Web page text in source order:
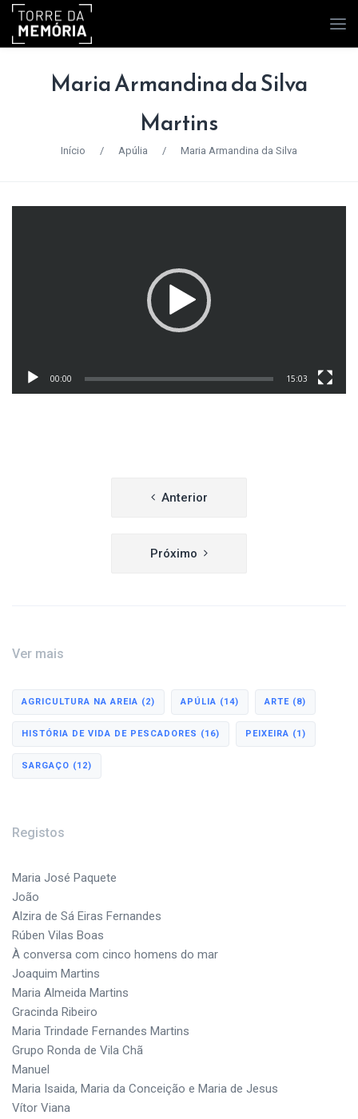
Maria Armandina da Silva
Martins
Início / Apúlia / Maria Armandina da Silva
00:00 15:03
Navegação Anterior
Próximo
Ver mais
AGRICULTURA NA AREIA (2) APÚLIA (14) ARTE (8)
HISTÓRIA DE VIDA DE PESCADORES (16) PEIXEIRA (1)
SARGAÇO (12)
Registos
Maria José Paquete
João
Alzira de Sá Eiras Fernandes
Rúben Vilas Boas
À conversa com cinco homens do mar
Joaquim Martins
Maria Almeida Martins
Gracinda Ribeiro
Maria Trindade Fernandes Martins
Grupo Ronda de Vila Chã
Manuel
Maria Isaida, Maria da Conceição e Maria de Jesus
Vítor Viana